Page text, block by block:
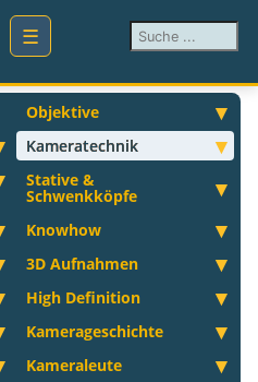
Suchen ...
Objektive
Kameratechnik
Stative &
Schwenkköpfe
Knowhow
3D Aufnahmen
High Definition
Kamerageschichte
Kameraleute